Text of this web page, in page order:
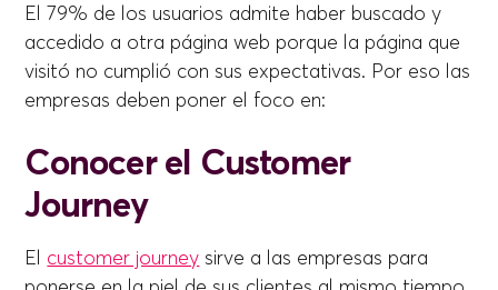
El 79% de los usuarios admite haber buscado y
accedido a otra página web porque la página que
visitó no cumplió con sus expectativas. Por eso las
empresas deben poner el foco en:
Conocer el Customer
Journey
El customer journey sirve a las empresas para